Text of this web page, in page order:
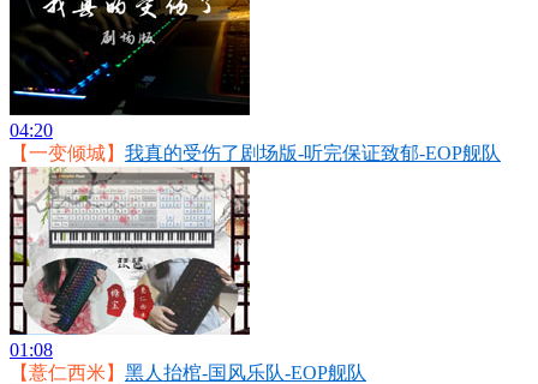
04:20
【一变倾城】 我真的受伤了剧场版-听完保证致郁-EOP舰队
01:08
【薏仁西米】 黑人抬棺-国风乐队-EOP舰队